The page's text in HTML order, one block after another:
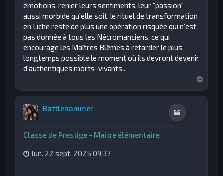
émotions, renier leurs sentiments, leur "passion"
aussi morbide qu'elle soit. le rituel de transformation
en Liche reste de plus une opération risquée qui n'est
pas donnée à tous les Nécromanciens, ce qui
encourage les Maîtres Blêmes à retarder le plus
longtemps possible le moment où ils devront devenir
d'authentiques morts-vivants...
a
u
Battlehammer
Classe de Prestige - Maitre élémentaire
Citation
lun. 22 sept. 2025 09:37